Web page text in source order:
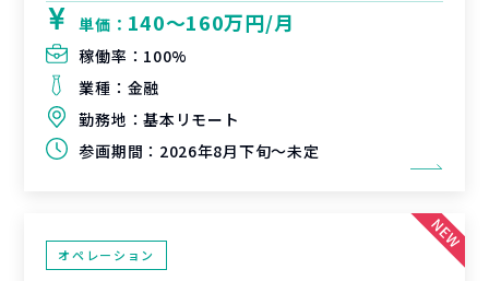
単価： 140〜160万円/月
稼働率： 100%
業種： 金融
勤務地：基本リモート
参画期間： 2026年8月下旬～未定
オペレーション